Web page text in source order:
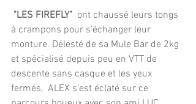
"LES FIREFLY" ont chaussé leurs tongs
à crampons pour s’échanger leur
monture. Délesté de sa Mule Bar de 2kg
et spécialisé depuis peu en VTT de
descente sans casque et les yeux
fermés,  ALEX s’est éclaté sur ce